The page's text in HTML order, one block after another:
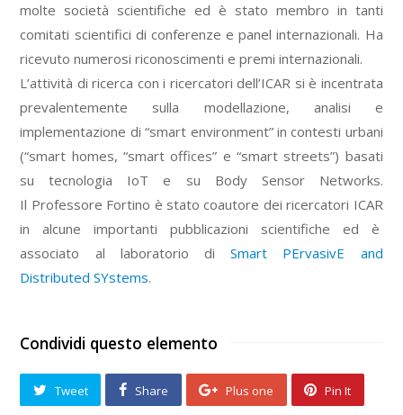
molte società scientifiche ed è stato membro in tanti
comitati scientifici di conferenze e panel internazionali. Ha
ricevuto numerosi riconoscimenti e premi internazionali.
L’attività di ricerca con i ricercatori dell’ICAR si è incentrata
prevalentemente sulla modellazione, analisi e
implementazione di “smart environment” in contesti urbani
(“smart homes, “smart offices” e “smart streets”) basati
su tecnologia IoT e su Body Sensor Networks.
Il Professore Fortino è stato coautore dei ricercatori ICAR
in alcune importanti pubblicazioni scientifiche ed è
associato al laboratorio diSmart PErvasivE and
Distributed SYstems.
Condividi questo elemento
Tweet Share Plus one Pin It